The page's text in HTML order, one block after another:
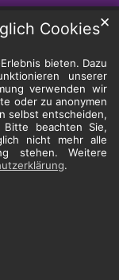
Cookies
bieten. Dazu
unserer
verwenden wir
oder zu anonymen
selbst entscheiden,
Bitte beachten Sie,
nicht mehr alle
stehen. Weitere
.
✕